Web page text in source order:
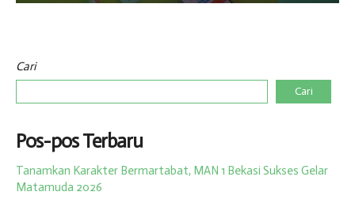
Cari
Cari
Pos-pos Terbaru
​Tanamkan Karakter Bermartabat, MAN 1 Bekasi Sukses Gelar
Matamuda 2026